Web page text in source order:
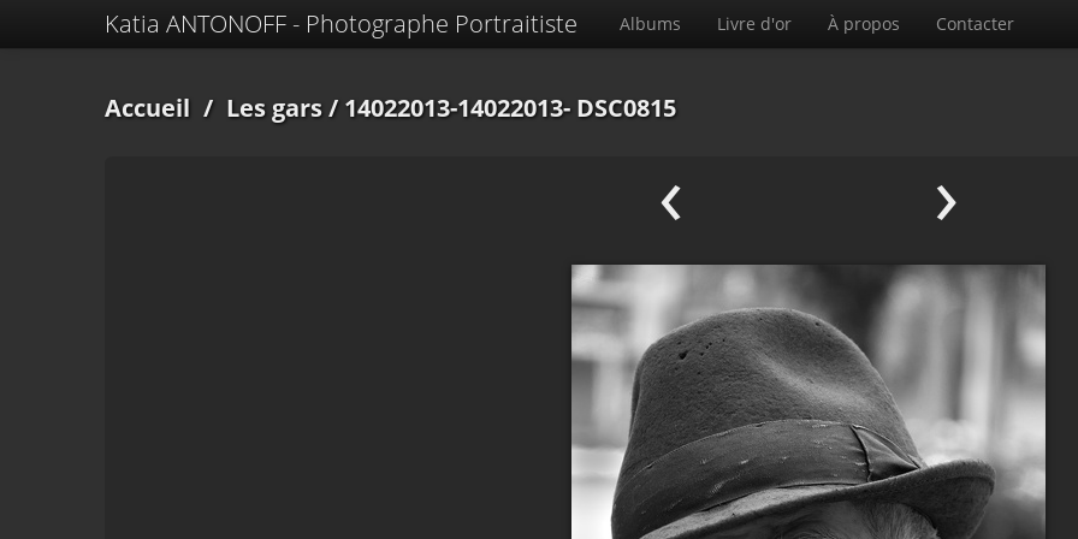
Katia ANTONOFF - Photographe Portraitiste Albums Livre d'or À propos Contacter
Accueil / Les gars/ 14022013-14022013- DSC0815
‹ ›